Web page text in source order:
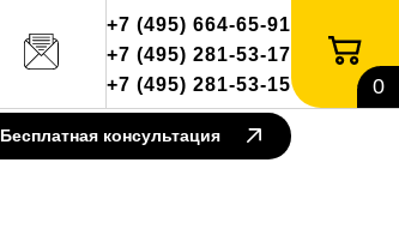
+7 (495) 664-65-91
+7 (495) 281-53-17
+7 (495) 281-53-15
0
Бесплатная консультация